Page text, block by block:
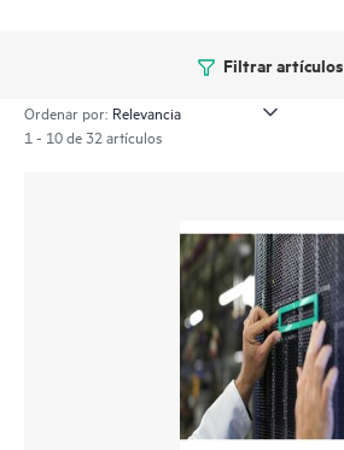
Filtrar artículos
Ordenar por:
1 - 10 de 32 artículos